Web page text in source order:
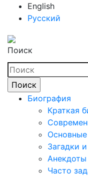
English
Русский
Поиск
Биография
Краткая
Загадки
Часто